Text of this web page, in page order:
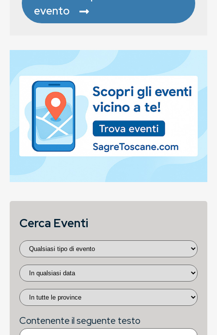
evento
Cerca Eventi
Contenente il seguente testo